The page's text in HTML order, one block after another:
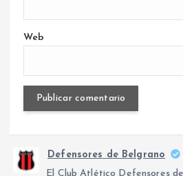
Web
Defensores de Belgrano
El Club Atlético Defensores